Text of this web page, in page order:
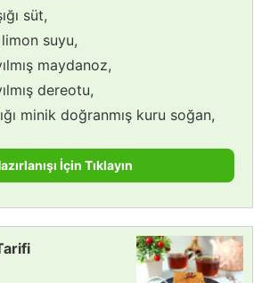
süt,
limon suyu,
maydanoz,
dereotu,
minik doğranmış kuru soğan,
İçin Tıklayın